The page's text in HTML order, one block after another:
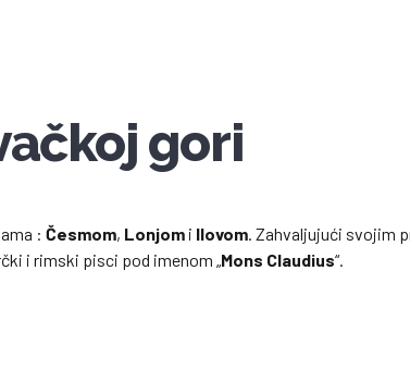
gori
: Česmom, Lonjom i Ilovom . Zahvaljujući svojim
i rimski pisci pod imenom „ Mons Claudius“.